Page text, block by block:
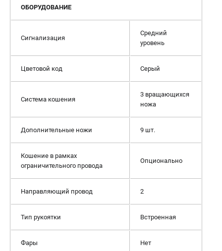
ОБОРУДОВАНИЕ
Сигнализация
Средний
уровень
Цветовой код Серый
Система кошения
3 вращающихся
ножа
Дополнительные ножи 9 шт.
Кошение в рамках
ограничительного провода
Опционально
Направляющий провод 2
Тип рукоятки Встроенная
Фары Нет